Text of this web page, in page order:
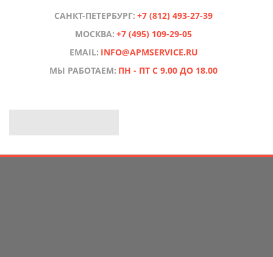
САНКТ-ПЕТЕРБУРГ: +7 (812) 493-27-39
МОСКВА: +7 (495) 109-29-05
EMAIL: INFO@APMSERVICE.RU
МЫ РАБОТАЕМ: ПН - ПТ С 9.00 ДО 18.00